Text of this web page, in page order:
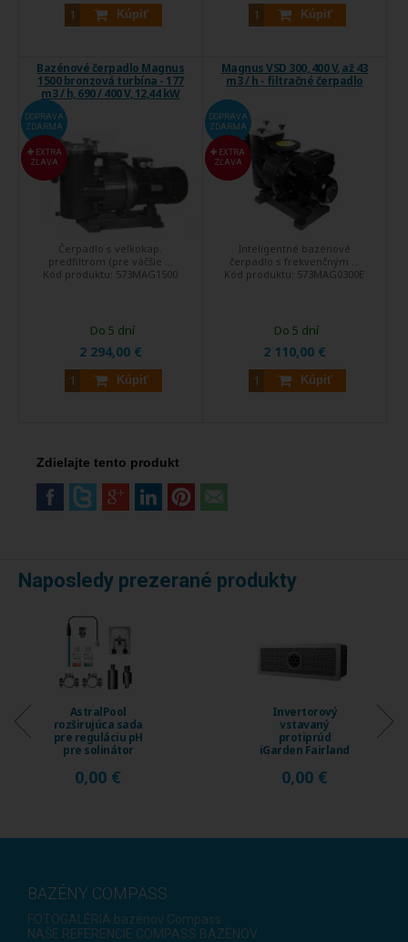
Kúpiť Kúpiť
Bazénové čerpadlo Magnus
1500 bronzová turbína - 177
m3 / h, 690 / 400 V, 12,44 kW
DOPRAVA
ZDARMA
EXTRA
ZĽAVA
Čerpadlo s veľkokap.
predfiltrom (pre väčšie ...
Kód produktu: 573MAG1500
2 294,00 €
Kúpiť
Do 5 dní
Magnus VSD 300, 400 V, až 43
m3 / h - filtračné čerpadlo
DOPRAVA
ZDARMA
EXTRA
ZĽAVA
Inteligentné bazénové
čerpadlo s frekvenčným ...
Kód produktu: 573MAG0300E
2 110,00 €
Kúpiť
Do 5 dní
Zdielajte tento produkt
Naposledy prezerané produkty
AstralPool
rozširujúca sada
pre reguláciu pH
pre solinátor
...
0,00 €
Invertorový
vstavaný
protiprúd
iGarden Fairland
230 ...
0,00 €
BAZÉNY COMPASS
FOTOGALÉRIA bazénov Compass
NAŠE REFERENCIE COMPASS BAZÉNOV